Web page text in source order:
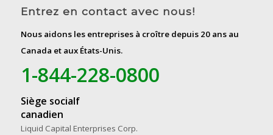
Entrez en contact avec nous!
Nous aidons les entreprises à croître depuis 20 ans au
Canada et aux États-Unis.
1-844-228-0800
Siège socialf
canadien
Liquid Capital Enterprises Corp.